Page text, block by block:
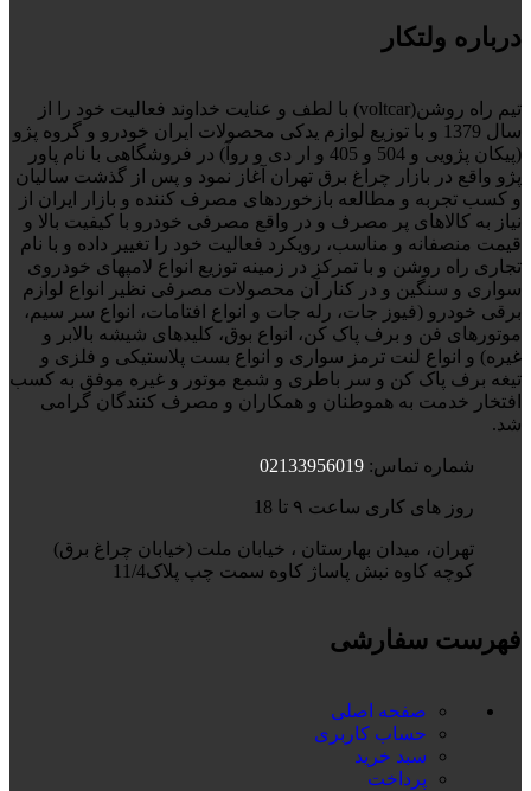
درباره ولتکار
تیم راه روشن(voltcar) با لطف و عنایت خداوند فعالیت خود را از
سال 1379 و با توزیع لوازم یدکی محصولات ایران خودرو و گروه پژو
(پیکان پژویی و 504 و 405 و ار دی و روآ) در فروشگاهی با نام پاور
پژو واقع در بازار چراغ برق تهران آغاز نمود و پس از گذشت سالیان
و کسب تجربه و مطالعه بازخوردهای مصرف کننده و بازار ایران از
نیاز به کالاهای پر مصرف و در واقع مصرفی خودرو با کیفیت بالا و
قیمت منصفانه و مناسب، رویکرد فعالیت خود را تغییر داده و با نام
تجاری راه روشن و با تمرکز در زمینه توزیع انواع لامپهای خودروی
سواری و سنگین و در کنار آن محصولات مصرفی نظیر انواع لوازم
برقی خودرو (فیوز جات، رله جات و انواع افتامات، انواع سر سیم،
موتورهای فن و برف پاک کن، انواع بوق، کلیدهای شیشه بالابر و
غیره) و انواع لنت ترمز سواری و انواع بست پلاستیکی و فلزی و
تیغه برف پاک کن و سر باطری و شمع موتور و غیره موفق به کسب
افتخار خدمت به هموطنان و همکاران و مصرف کنندگان گرامی
شد.
شماره تماس: 02133956019
روز های کاری ساعت ۹ تا 18
تهران، میدان بهارستان ، خیابان ملت (خیابان چراغ برق)
کوچه کاوه نبش پاساژ کاوه سمت چپ پلاک11/4
فهرست سفارشی
صفحه اصلی
حساب کاربری
سبد خرید
پرداخت